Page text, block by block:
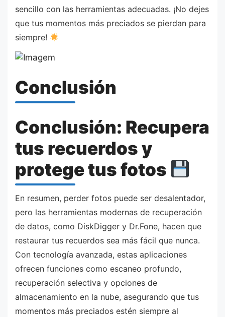
sencillo con las herramientas adecuadas. ¡No dejes
que tus momentos más preciados se pierdan para
siempre!
Conclusión
Conclusión: Recupera
tus recuerdos y
protege tus fotos
En resumen, perder fotos puede ser desalentador,
pero las herramientas modernas de recuperación
de datos, como DiskDigger y Dr.Fone, hacen que
restaurar tus recuerdos sea más fácil que nunca.
Con tecnología avanzada, estas aplicaciones
ofrecen funciones como escaneo profundo,
recuperación selectiva y opciones de
almacenamiento en la nube, asegurando que tus
momentos más preciados estén siempre al